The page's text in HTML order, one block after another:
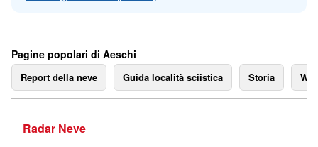
Pagine popolari di Aeschi
Report della neve Guida località sciistica Storia
Radar Neve